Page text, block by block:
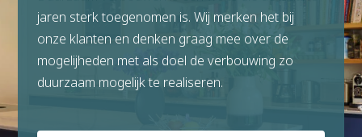
jaren sterk toegenomen is. Wij merken het bij
onze klanten en denken graag mee over de
mogelijheden met als doel de verbouwing zo
duurzaam mogelijk te realiseren.